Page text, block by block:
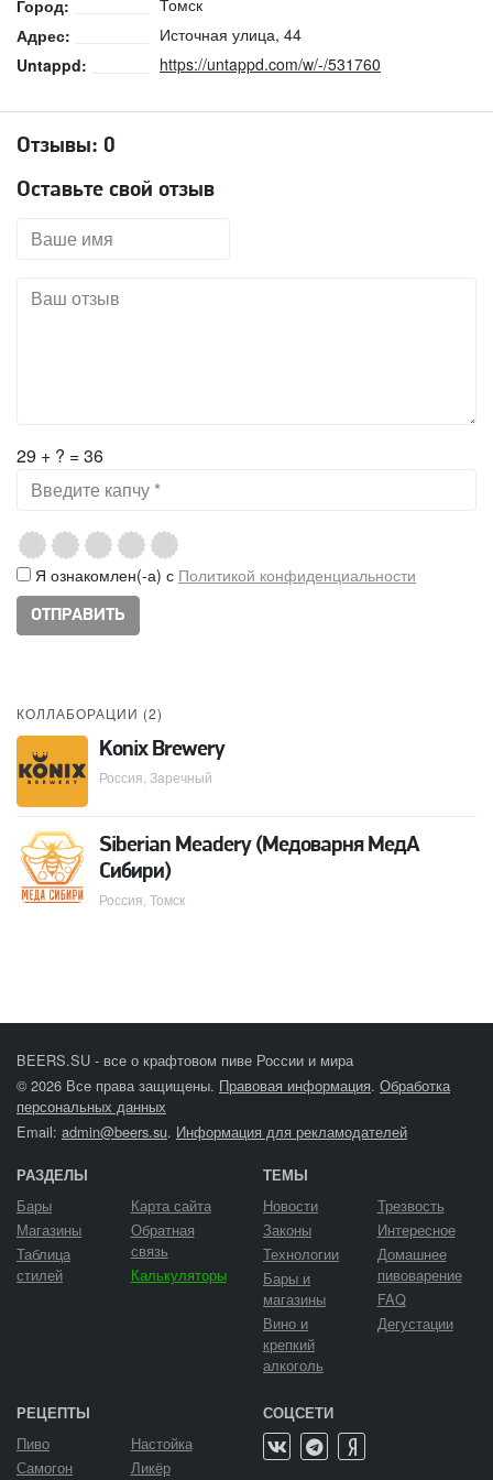
Город:
Адрес:
Источная улица, 44
Untappd:
https://untappd.com/w/-/531760
Отзывы: 0
Оставьте свой отзыв
29 + ? = 36
Я ознакомлен(-а) с Политикой конфиденциальности
КОЛЛАБОРАЦИИ (2)
Konix Brewery
Россия, Заречный
Siberian Meadery (Медоварня МедА
Сибири)
Россия, Томск
BEERS.SU - все о крафтовом пиве России и мира
© 2026 Все права защищены. Правовая информация. Обработка
персональных данных
Email: admin@beers.su. Информация для рекламодателей
РАЗДЕЛЫ
Бары
Магазины
Таблица
стилей
Карта сайта
Обратная
связь
Калькуляторы
ТЕМЫ
Новости
Законы
Технологии
Бары и
магазины
Вино и
крепкий
алкоголь
Трезвость
Интересное
Домашнее
пивоварение
FAQ
Дегустации
РЕЦЕПТЫ
Пиво
Самогон
Настойка
Ликёр
СОЦСЕТИ